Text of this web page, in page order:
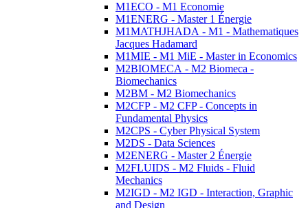
M1ECO - M1 Economie
M1ENERG - Master 1 Énergie
M1MATHJHADA - M1 - Mathematiques
Jacques Hadamard
M1MIE - M1 MiE - Master in Economics
M2BIOMECA - M2 Biomeca -
Biomechanics
M2BM - M2 Biomechanics
M2CFP - M2 CFP - Concepts in
Fundamental Physics
M2CPS - Cyber Physical System
M2DS - Data Sciences
M2ENERG - Master 2 Énergie
M2FLUIDS - M2 Fluids - Fluid
Mechanics
M2IGD - M2 IGD - Interaction, Graphic
and Design